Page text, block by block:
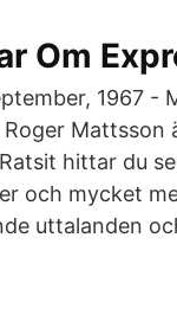
Om
1967 -
Mattsson
hittar du
och mycket
uttalanden